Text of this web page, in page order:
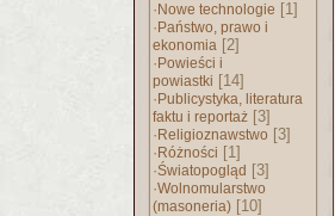
· Nowe technologie [1]
· Państwo, prawo i
ekonomia [2]
· Powieści i
powiastki [14]
· Publicystyka, literatura
faktu i reportaż [3]
· Religioznawstwo [3]
· Różności [1]
·Światopogląd [3]
·Wolnomularstwo
(masoneria) [10]